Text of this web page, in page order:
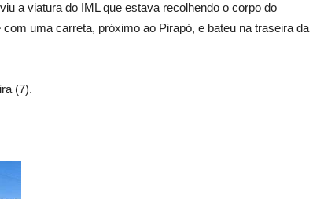
a viatura do IML que estava recolhendo o corpo do
uma carreta, próximo ao Pirapó, e bateu na traseira da
(7).